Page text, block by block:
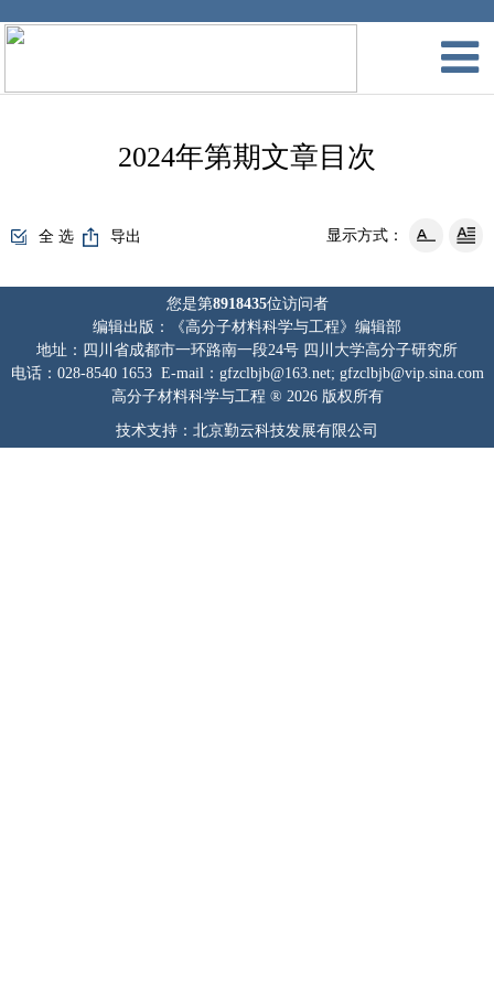
2024年第期文章目次
全 选 导出 显示方式：
您是第8918435位访问者
编辑出版：《高分子材料科学与工程》编辑部
地址：四川省成都市一环路南一段24号 四川大学高分子研究所
电话：028-8540 1653 E-mail：gfzclbjb@163.net; gfzclbjb@vip.sina.com
高分子材料科学与工程 ® 2026 版权所有
技术支持：北京勤云科技发展有限公司